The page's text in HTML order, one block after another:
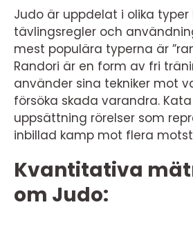
Judo är uppdelat i olika
tävlingsregler och
mest populära typerna är
Randori är en form av fri
använder sina tekniker mot
försöka skada varandra.
uppsättning rörelser som
inbillad kamp mot flera
Kvantitativa
om Judo: